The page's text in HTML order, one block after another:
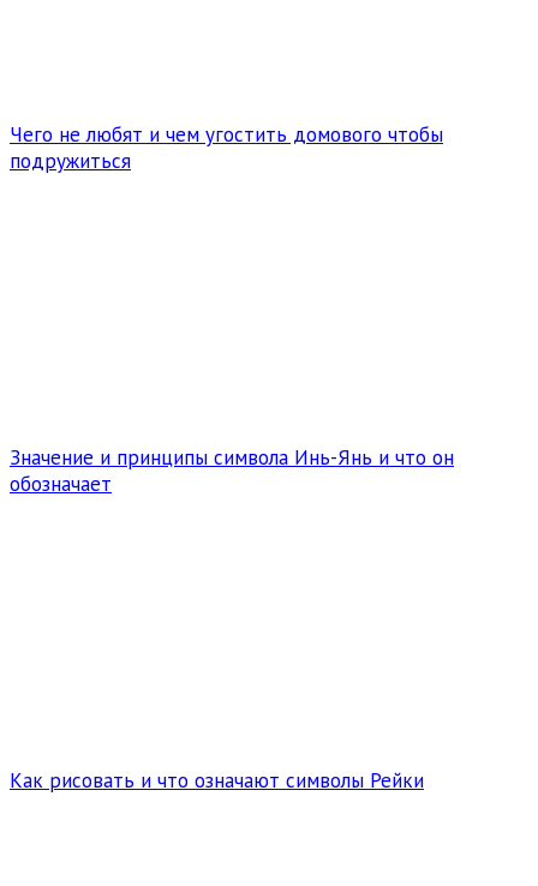
Чего не любят и чем угостить домового чтобы
подружиться
Значение и принципы символа Инь-Янь и что он
обозначает
Как рисовать и что означают символы Рейки